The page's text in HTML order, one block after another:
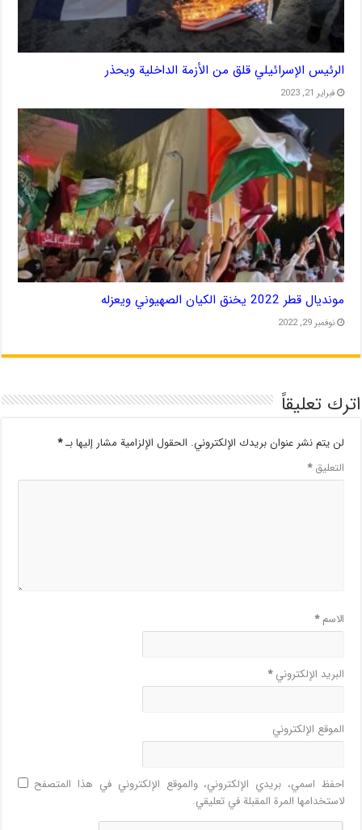
الرئيس الإسرائيلي قلق من الأزمة الداخلية ويحذر
فبراير 21, 2023
مونديال قطر 2022 يخنق الكيان الصهيوني ويعزله
نوفمبر 29, 2022
اترك تعليقاً
لن يتم نشر عنوان بريدك الإلكتروني. الحقول الإلزامية مشار إليها بـ*
التعليق*
الاسم*
البريد الإلكتروني*
الموقع الإلكتروني
احفظ اسمي، بريدي الإلكتروني، والموقع الإلكتروني في هذا المتصفح
لاستخدامها المرة المقبلة في تعليقي.